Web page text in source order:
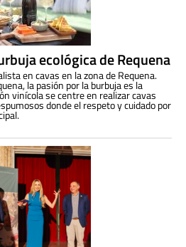
ecológica de Requena
en cavas en la zona de Requena.
la pasión por la burbuja es la
vinícola se centre en realizar cavas
donde el respeto y cuidado por